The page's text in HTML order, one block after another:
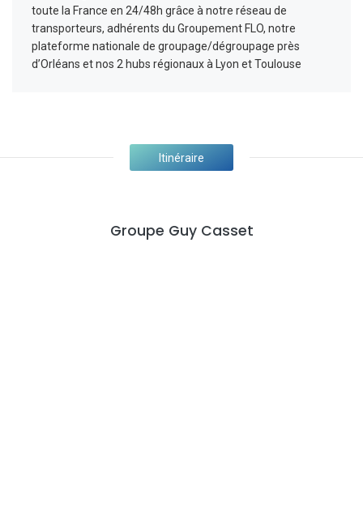
toute la France en 24/48h grâce à notre réseau de
transporteurs, adhérents du Groupement FLO, notre
plateforme nationale de groupage/dégroupage près
d’Orléans et nos 2 hubs régionaux à Lyon et Toulouse
Itinéraire
Groupe Guy Casset